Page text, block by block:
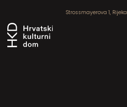
Strossmayerova 1, Rijeka